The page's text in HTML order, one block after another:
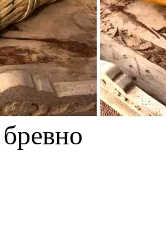
бревно